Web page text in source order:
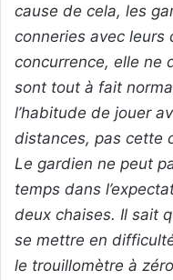
cause de cela, les
conneries avec
concurrence, elle ne
sont tout à fait
l’habitude de jouer
distances, pas cette
Le gardien ne peut
temps dans
deux chaises. Il sait
se mettre en
le trouillomètre à